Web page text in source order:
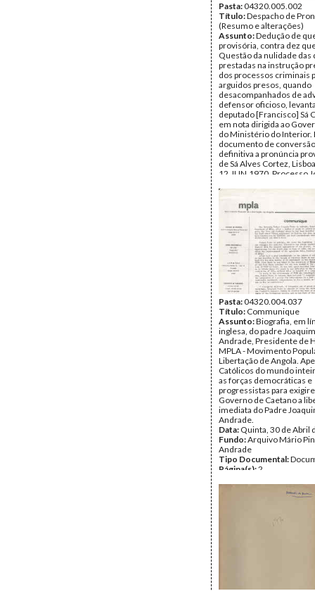
Pasta:04320.005.002
Título:Despacho de
(Resumo e alterações)
Assunto:Dedução de
provisória, contra dez
Questão da nulidade das
prestadas na instrução
dos processos criminais
arguidos presos, quando
desacompanhados de
defensor oficioso,
deputado [Francisco] Sá
em nota dirigida ao
do Ministério do Interior.
documento de
definitiva a pronúncia
de Sá Alves Cortez,
12.JUN.1970. Processo
Data:
Quinta, 16 de Abril
Fundo:Arquivo Mário
Andrade
Tipo Documental:
Página(s):8
Pasta:04320.004.037
Título: Communique
Assunto:Biografia, em
inglesa, do padre
Andrade, Presidente de
MPLA - Movimento
Libertação de Angola.
Católicos do mundo
as forças democráticas e
progressistas para
Governo de Caetano a
imediata do Padre
Andrade.
Data: Quinta, 30 de Abril
Fundo:Arquivo Mário
Andrade
Tipo Documental:
Página(s):2